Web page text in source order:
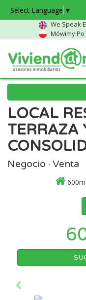
Select Language ▼
We Speak
Mówimy
LOCAL
TERRAZA
Negocio · Venta
600m